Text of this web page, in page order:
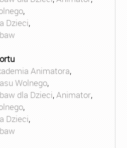
,
Dzieci,
Animatora,
Wolnego,
dla Dzieci,Animator,
,
Dzieci,